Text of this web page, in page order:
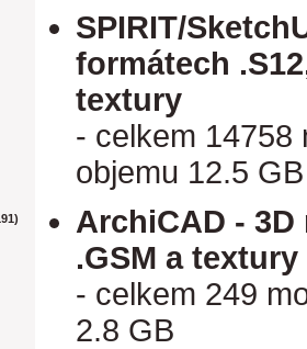
SPIRIT/
formátech
textury
- celkem 14758
objemu 12.5 GB
ArchiCAD -
.GSM a textury
- celkem 249
2.8 GB